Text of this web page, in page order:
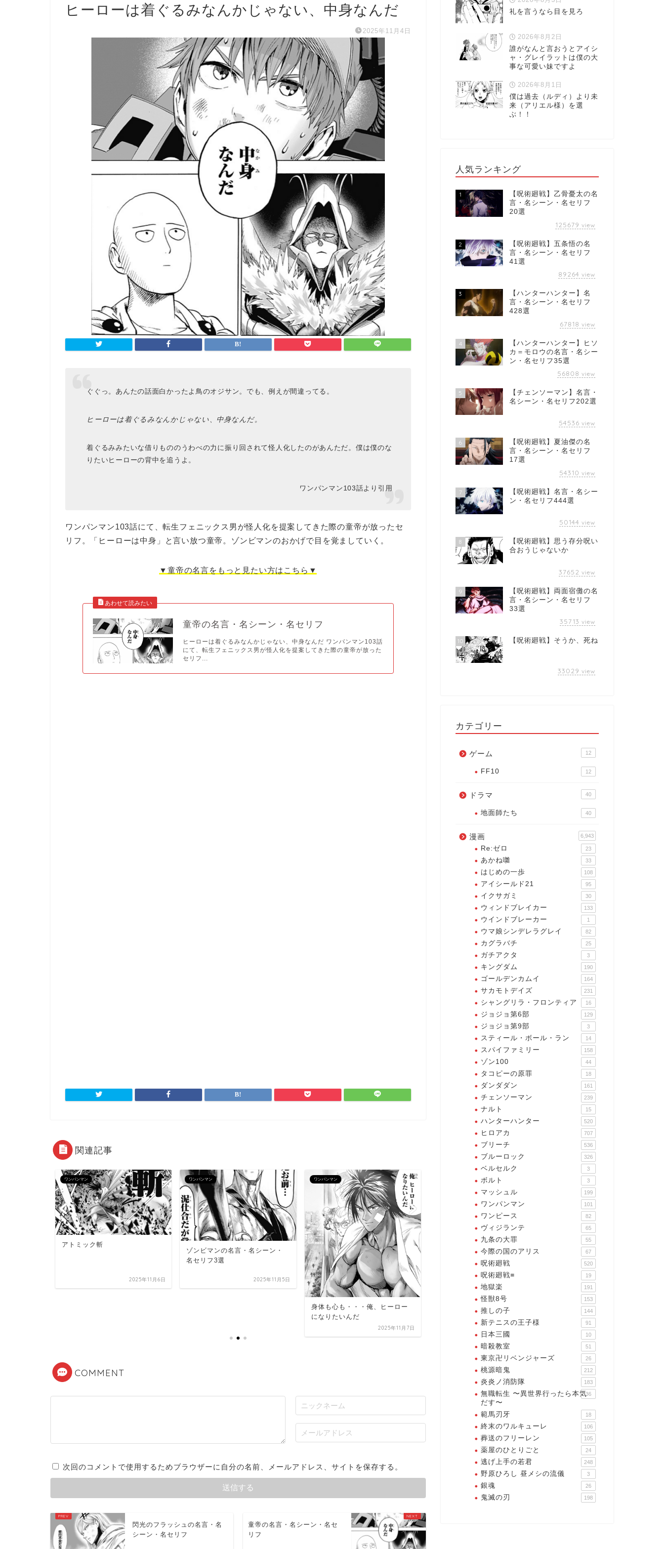
ヒーローは着ぐるみなんかじゃない、中身なんだ
2025年11月4日
ぐぐっ。あんたの話面白かったよ鳥のオジサン。でも、例えが間違ってる。
ヒーローは着ぐるみなんかじゃない、中身なんだ。
着ぐるみみたいな借りもののうわべの力に振り回されて怪人化したのがあんただ。僕は僕のな
りたいヒーローの背中を追うよ。
ワンパンマン103話より引用
ワンパンマン103話にて、転生フェニックス男が怪人化を提案してきた際の童帝が放ったセ
リフ。「ヒーローは中身」と言い放つ童帝。ゾンビマンのおかげで目を覚ましていく。
▼童帝の名言をもっと見たい方はこちら▼
童帝の名言・名シーン・名セリフ
ヒーローは着ぐるみなんかじゃない、中身なんだ ワンパンマン103話
にて、転生フェニックス男が怪人化を提案してきた際の童帝が放った
セリフ...
関連記事
ワンパンマン
アトミック斬
2025年11月6日
ワンパンマン
ゾンビマンの名言・名シーン・
名セリフ3選
2025年11月5日
ワンパンマン
身体も心も・・・俺、ヒーロー
になりたいんだ
2025年11月7日
2025年11月6日
ゾンビマンの名言・名シーン・
名セリフ3選
COMMENT
次回のコメントで使用するためブラウザーに自分の名前、メールアドレス、サイトを保存する。
閃光のフラッシュの名言・名
シーン・名セリフ
童帝の名言・名シーン・名セ
リフ
礼を言うなら目を見ろ
2026年8月2日
誰がなんと言おうとアイシ
ャ・グレイラットは僕の大
事な可愛い妹ですよ
2026年8月1日
僕は過去（ルディ）より未
来（アリエル様）を選
ぶ！！
人気ランキング
1
【呪術廻戦】乙骨憂太の名
言・名シーン・名セリフ
20選
125679 view
2
【呪術廻戦】五条悟の名
言・名シーン・名セリフ
41選
89264 view
3
【ハンターハンター】名
言・名シーン・名セリフ
428選
67818 view
4
【ハンターハンター】ヒソ
カ＝モロウの名言・名シー
ン・名セリフ35選
56808 view
5
【チェンソーマン】名言・
名シーン・名セリフ202選
54536 view
6
【呪術廻戦】夏油傑の名
言・名シーン・名セリフ
17選
54310 view
7
【呪術廻戦】名言・名シー
ン・名セリフ444選
50144 view
8
【呪術廻戦】思う存分呪い
合おうじゃないか
37652 view
9
【呪術廻戦】両面宿儺の名
言・名シーン・名セリフ
33選
35713 view
10 【呪術廻戦】そうか、死ね
33029 view
カテゴリー
ゲーム 12
FF10 12
ドラマ 40
地面師たち 40
漫画 6,943
Re:ゼロ 23
あかね囃 33
はじめの一歩 108
アイシールド21 95
イクサガミ 30
ウィンドブレイカー 133
ウインドブレーカー 1
ウマ娘シンデレラグレイ 82
カグラバチ 25
ガチアクタ 3
キングダム 190
ゴールデンカムイ 164
サカモトデイズ 231
シャングリラ・フロンティア 16
ジョジョ第6部 129
ジョジョ第9部 3
スティール・ボール・ラン 14
スパイファミリー 158
ゾン100 44
タコピーの原罪 18
ダンダダン 161
チェンソーマン 239
ナルト 15
ハンターハンター 520
ヒロアカ 707
ブリーチ 536
ブルーロック 326
ベルセルク 3
ボルト 3
マッシュル 199
ワンパンマン 101
ワンピース 82
ヴィジランテ 65
九条の大罪 55
今際の国のアリス 67
呪術廻戦 520
呪術廻戦≡ 19
地獄楽 191
怪獣8号 153
推しの子 144
新テニスの王子様 91
日本三國 10
暗殺教室 51
東京卍リベンジャーズ 26
桃源暗鬼 212
炎炎ノ消防隊 183
無職転生 〜異世界行ったら本気
だす〜
36
範馬刃牙 18
終末のワルキューレ 106
葬送のフリーレン 105
薬屋のひとりごと 24
逃げ上手の若君 248
野原ひろし 昼メシの流儀 3
銀魂 26
鬼滅の刃 198